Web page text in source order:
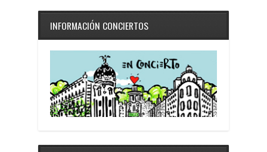
INFORMACIÓN CONCIERTOS